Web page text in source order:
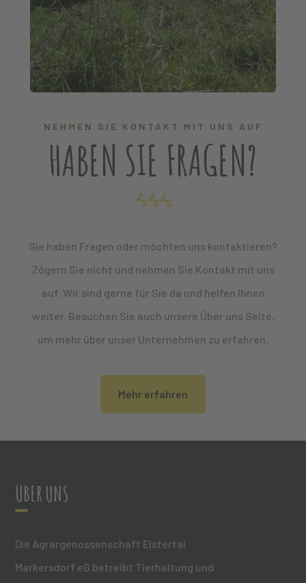
NEHMEN SIE KONTAKT MIT UNS AUF
HABEN SIE FRAGEN?
Sie haben Fragen oder möchten uns kontaktieren?
Zögern Sie nicht und nehmen Sie Kontakt mit uns
auf. Wir sind gerne für Sie da und helfen Ihnen
weiter. Besuchen Sie auch unsere Über uns Seite,
um mehr über unser Unternehmen zu erfahren.
Mehr erfahren
ÜBER UNS
Die Agrargenossenschaft Elstertal
Markersdorf eG betreibt Tierhaltung und